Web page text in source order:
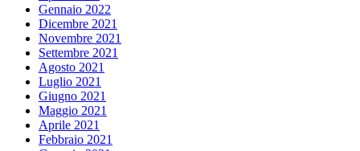
Gennaio 2022
Dicembre 2021
Novembre 2021
Settembre 2021
Agosto 2021
Luglio 2021
Giugno 2021
Maggio 2021
Aprile 2021
Febbraio 2021